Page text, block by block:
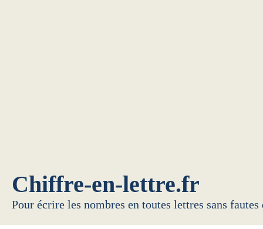
Chiffre-en-lettre.fr
Pour écrire les nombres en toutes lettres sans